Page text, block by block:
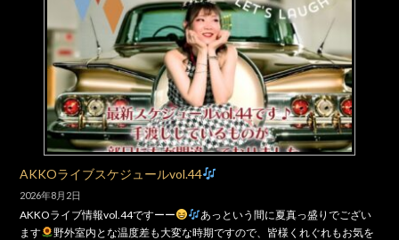
AKKOライブスケジュールvol.44
2026年8月2日
AKKOライブ情報vol.44ですーー
あっという間に夏真っ盛りでござい
ます
野外室内とな温度差も大変な時期ですので、皆様くれぐれもお気を